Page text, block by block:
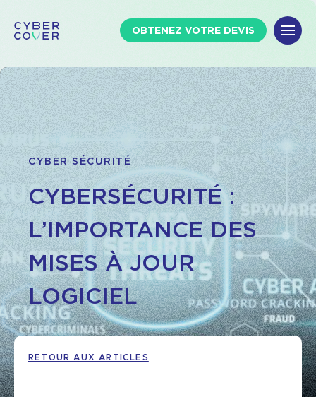
OBTENEZ VOTRE DEVIS
CYBER SÉCURITÉ
CYBERSÉCURITÉ :
L’IMPORTANCE DES
MISES À JOUR
LOGICIEL
RETOUR AUX ARTICLES